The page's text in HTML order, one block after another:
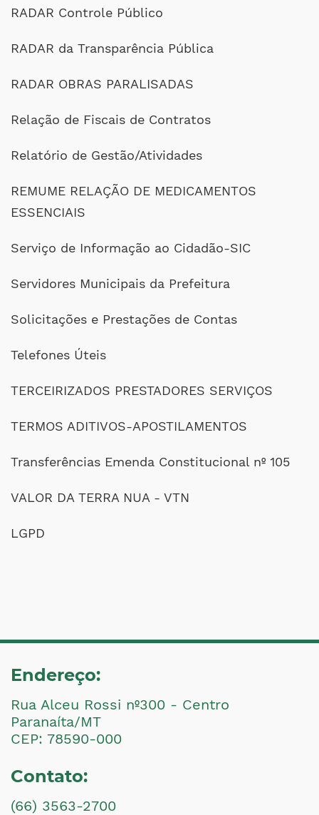
RADAR Controle Público
RADAR da Transparência Pública
RADAR OBRAS PARALISADAS
Relação de Fiscais de Contratos
Relatório de Gestão/Atividades
REMUME RELAÇÃO DE MEDICAMENTOS
ESSENCIAIS
Serviço de Informação ao Cidadão-SIC
Servidores Municipais da Prefeitura
Solicitações e Prestações de Contas
Telefones Úteis
TERCEIRIZADOS PRESTADORES SERVIÇOS
TERMOS ADITIVOS-APOSTILAMENTOS
Transferências Emenda Constitucional nº 105
VALOR DA TERRA NUA - VTN
LGPD
Endereço:
Rua Alceu Rossi nº300 - Centro
Paranaíta/MT
CEP: 78590-000
Contato:
(66) 3563-2700